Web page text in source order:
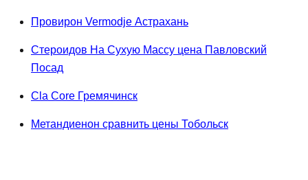
Провирон Vermodje Астрахань
Стероидов На Сухую Массу цена Павловский
Посад
Cla Core Гремячинск
Метандиенон сравнить цены Тобольск